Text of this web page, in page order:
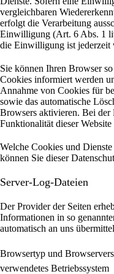
vergleichbaren
erfolgt die Verarbeitung
Einwilligung (Art. 6 Abs. 1
die Einwilligung ist jederzeit
Sie können Ihren Browser
Cookies informiert werden
Annahme von Cookies für
sowie das automatische
Browsers aktivieren. Bei
Funktionalität dieser Website
Welche Cookies und
können Sie dieser
Server-Log-Dateien
Der Provider der Seiten
Informationen in so
automatisch an uns
Browsertyp und
verwendetes Betriebssystem